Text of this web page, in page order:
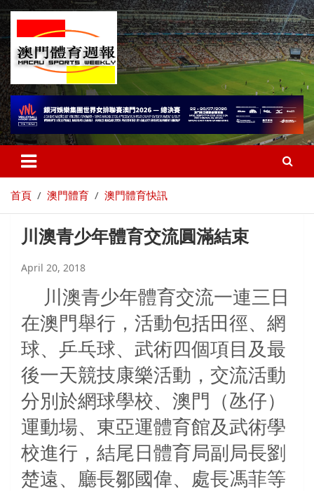
首頁 澳門體育 澳門體育快訊
川澳青少年體育交流圓滿結束
April 20, 2018
川澳青少年體育交流一連三日
在澳門舉行，活動包括田徑、網
球、乒乓球、武術四個項目及最
後一天競技康樂活動，交流活動
分別於網球學校、澳門（氹仔）
運動場、東亞運體育館及武術學
校進行，結尾日體育局副局長劉
楚遠、廳長鄒國偉、處長馮菲等